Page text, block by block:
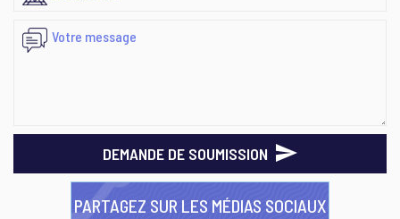
DEMANDE DE SOUMISSION
PARTAGEZ SUR LES MÉDIAS SOCIAUX